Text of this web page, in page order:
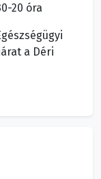
20 óra
a Déri